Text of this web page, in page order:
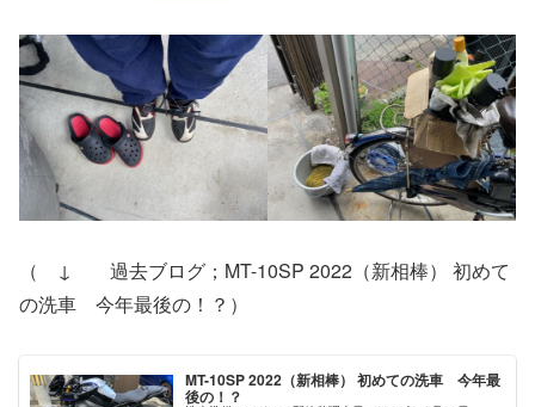
（ ↓ 過去ブログ；MT-10SP 2022（新相棒） 初めて
の洗車 今年最後の！？）
MT-10SP 2022（新相棒） 初めての洗車 今年最
後の！？